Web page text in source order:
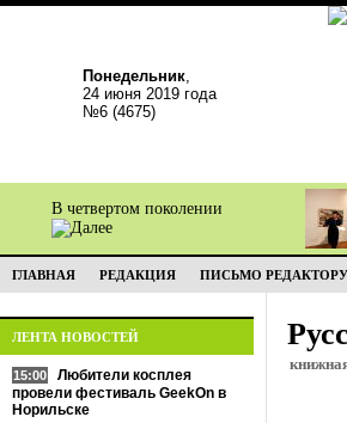
Понедельник,
24 июня 2019 года
№6 (4675)
В четвертом поколении
ГЛАВНАЯ РЕДАКЦИЯ ПИСЬМО РЕДАКТОРУ
ЛЕНТА НОВОСТЕЙ
15:00
Любители косплея
провели фестиваль GeekOn в
Норильске